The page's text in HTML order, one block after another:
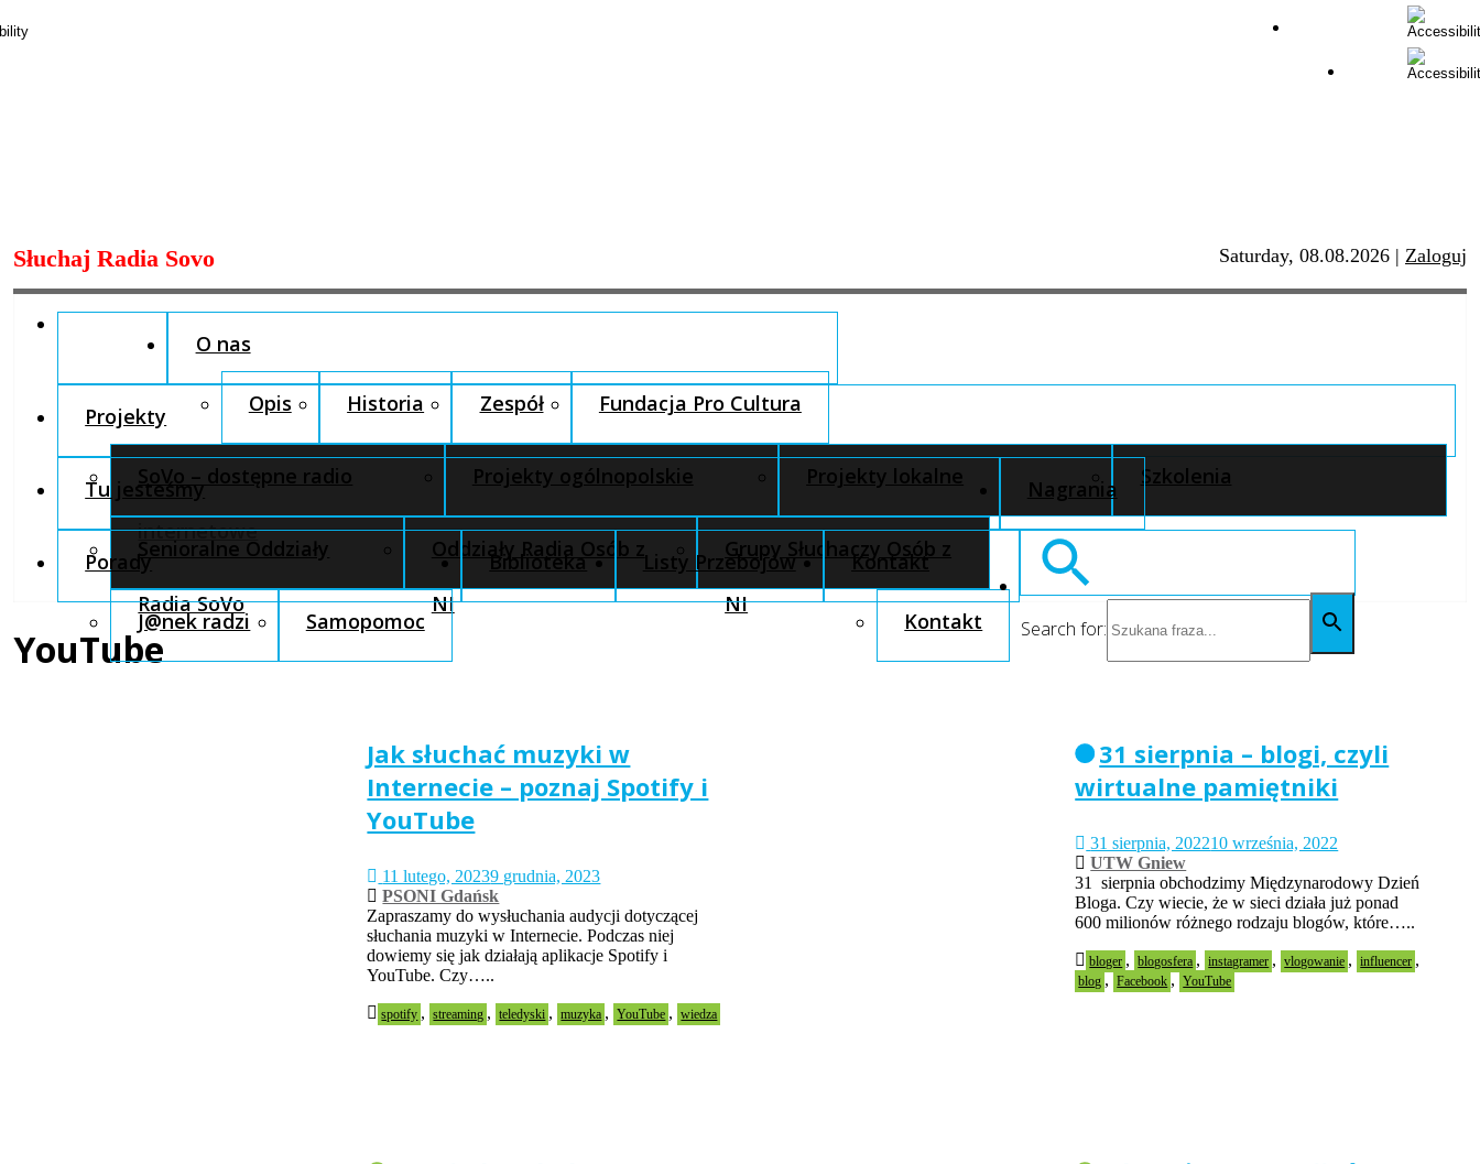
Skip
content
Słuchaj Radia Sovo Saturday, 08.08.2026 | Zaloguj
O nas
Opis Historia Zespół Fundacja Pro Cultura
Projekty
SoVo – dostępne radio
internetowe
Projekty ogólnopolskie Projekty lokalne Szkolenia
Tu jesteśmy
Senioralne Oddziały
Radia SoVo
Oddziały Radia Osób z
NI
Grupy Słuchaczy Osób z
NI
Nagrania
Porady
J@nek radzi Samopomoc
Biblioteka Listy Przebojów Kontakt
Kontakt Search for:
YouTube
Jak słuchać muzyki w
Internecie – poznaj Spotify i
YouTube
11 lutego, 20239 grudnia, 2023
PSONI Gdańsk
Zapraszamy do wysłuchania audycji dotyczącej
słuchania muzyki w Internecie. Podczas niej
dowiemy się jak działają aplikacje Spotify i
YouTube. Czy…..
spotify , streaming , teledyski , muzyka , YouTube , wiedza
31 sierpnia – blogi, czyli
wirtualne pamiętniki
31 sierpnia, 202210 września, 2022
UTW Gniew
31 sierpnia obchodzimy Międzynarodowy Dzień
Bloga. Czy wiecie, że w sieci działa już ponad
600 milionów różnego rodzaju blogów, które…..
bloger , blogosfera , instagramer , vlogowanie , influencer ,
blog , Facebook , YouTube